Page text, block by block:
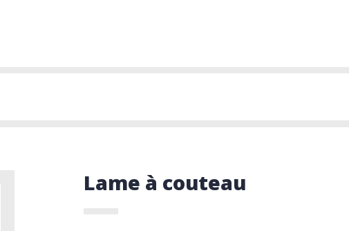
Lame à couteau